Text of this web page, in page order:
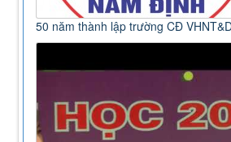
50 năm thành lập trường CĐ